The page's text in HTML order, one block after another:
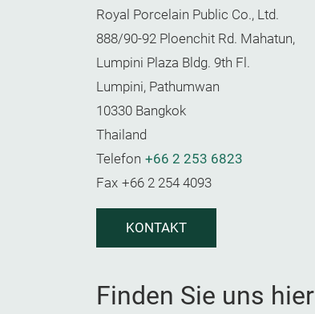
Royal Porcelain Public Co., Ltd.
888/90-92 Ploenchit Rd. Mahatun,
Lumpini Plaza Bldg. 9th Fl.
Lumpini, Pathumwan
10330 Bangkok
Thailand
Telefon +66 2 253 6823
Fax +66 2 254 4093
KONTAKT
Finden Sie uns hier